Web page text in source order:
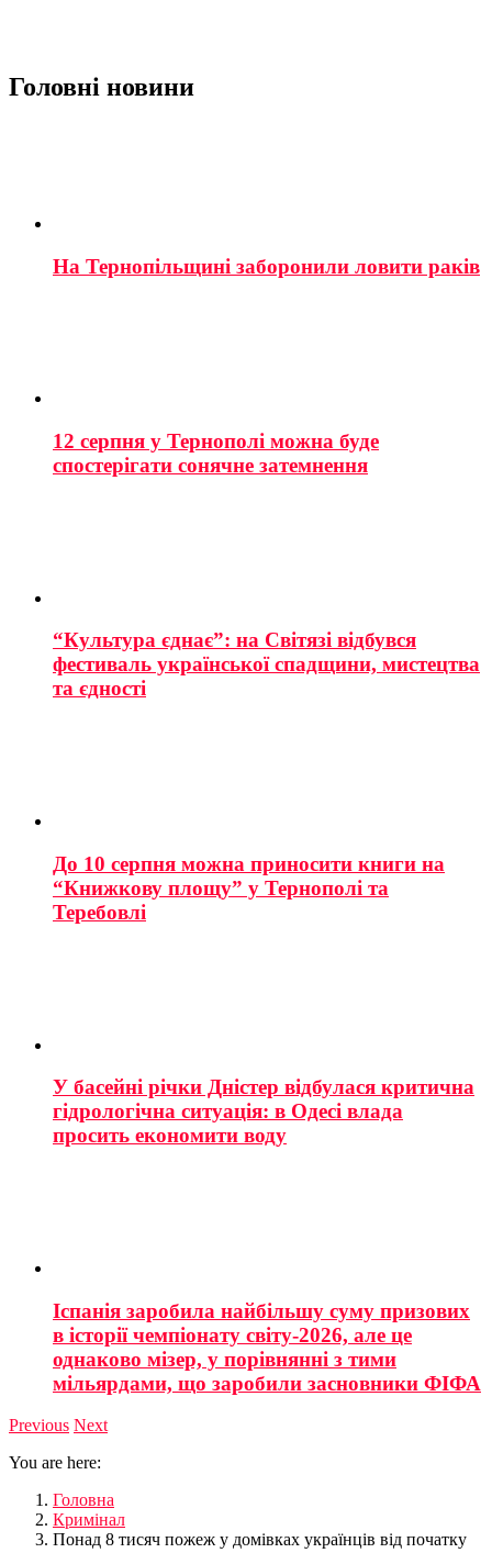
Головні новини
На Тернопільщині заборонили ловити раків
12 серпня у Тернополі можна буде
спостерігати сонячне затемнення
“Культура єднає”: на Світязі відбувся
фестиваль української спадщини, мистецтва
та єдності
До 10 серпня можна приносити книги на
“Книжкову площу” у Тернополі та
Теребовлі
У басейні річки Дністер відбулася критична
гідрологічна ситуація: в Одесі влада
просить економити воду
Іспанія заробила найбільшу суму призових
в історії чемпіонату світу-2026, але це
однаково мізер, у порівнянні з тими
мільярдами, що заробили засновники ФІФА
Previous Next
You are here:
Головна
Кримінал
Понад 8 тисяч пожеж у домівках українців від початку